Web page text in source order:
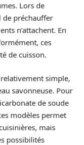
Lors de
de préchauffer
n’attachent. En
ces
de cuisson.
simple,
savonneuse. Pour
de soude
modèles permet
mais
possibilités